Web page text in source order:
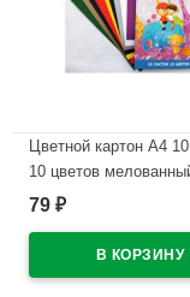
Цветной картон А4
10 цветов
односторонний РАША
79 ₽